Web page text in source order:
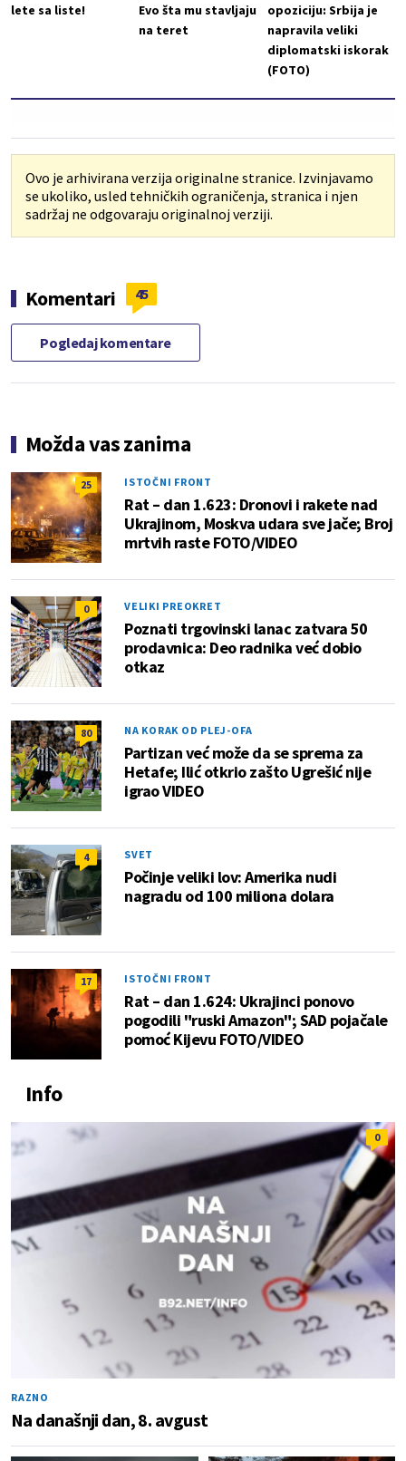
lete sa liste!
Evo šta mu stavljaju
na teret
opoziciju: Srbija je
napravila veliki
diplomatski iskorak
(FOTO)
Ovo je arhivirana verzija originalne stranice. Izvinjavamo
se ukoliko, usled tehničkih ograničenja, stranica i njen
sadržaj ne odgovaraju originalnoj verziji.
Komentari 45
Pogledaj komentare
Možda vas zanima
25 ISTOČNI FRONT
Rat – dan 1.623: Dronovi i rakete nad
Ukrajinom, Moskva udara sve jače; Broj
mrtvih raste FOTO/VIDEO
0 VELIKI PREOKRET
Poznati trgovinski lanac zatvara 50
prodavnica: Deo radnika već dobio
otkaz
80 NA KORAK OD PLEJ-OFA
Partizan već može da se sprema za
Hetafe; Ilić otkrio zašto Ugrešić nije
igrao VIDEO
4 SVET
Počinje veliki lov: Amerika nudi
nagradu od 100 miliona dolara
17 ISTOČNI FRONT
Rat – dan 1.624: Ukrajinci ponovo
pogodili "ruski Amazon"; SAD pojačale
pomoć Kijevu FOTO/VIDEO
Info
0
RAZNO
Na današnji dan, 8. avgust